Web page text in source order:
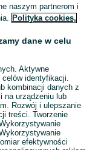
naszym partnerom i
Polityka cookies,
dane w celu
Aktywne
identyfikacji.
kombinacji danych z
na urządzeniu lub
Rozwój i ulepszanie
treści. Tworzenie
efektywności